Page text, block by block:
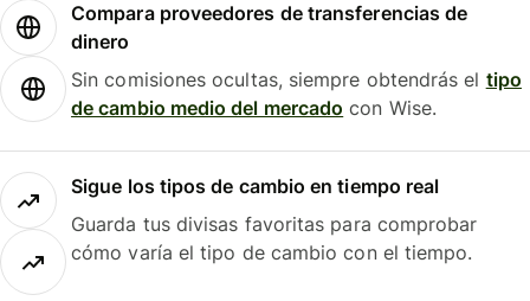
Compara proveedores de transferencias de
dinero
Sin comisiones ocultas, siempre obtendrás el tipo
de cambio medio del mercado con Wise.
Sigue los tipos de cambio en tiempo real
Guarda tus divisas favoritas para comprobar
cómo varía el tipo de cambio con el tiempo.